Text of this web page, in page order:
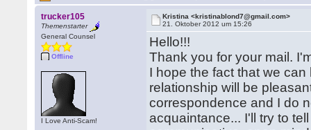
trucker105
Themenstarter
General Counsel
Offline
I Love Anti-Scam!
Kristina <kristinablond7@gmail.com>
21. Oktober 2012 um 15:26
Hello!!!
Thank you for your mail.
I hope the fact that we
relationship will be
correspondence and I do
acquaintance... I'll try to